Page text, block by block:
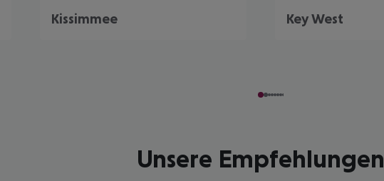
Kissimmee Key West
Unsere Empfehlungen